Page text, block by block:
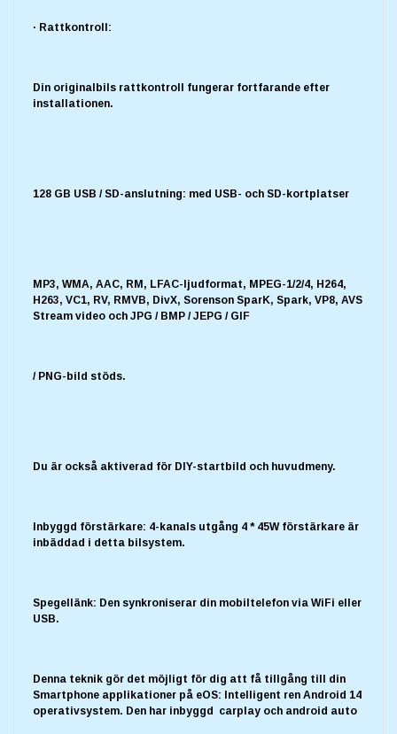
· Rattkontroll:
Din originalbils rattkontroll fungerar fortfarande efter
installationen.
128 GB USB / SD-anslutning: med USB- och SD-kortplatser
MP3, WMA, AAC, RM, LFAC-ljudformat, MPEG-1/2/4, H264,
H263, VC1, RV, RMVB, DivX, Sorenson SparK, Spark, VP8, AVS
Stream video och JPG / BMP / JEPG / GIF
/ PNG-bild stöds.
Du är också aktiverad för DIY-startbild och huvudmeny.
Inbyggd förstärkare: 4-kanals utgång 4 * 45W förstärkare är
inbäddad i detta bilsystem.
Spegellänk: Den synkroniserar din mobiltelefon via WiFi eller
USB.
Denna teknik gör det möjligt för dig att få tillgång till din
Smartphone applikationer på eOS: Intelligent ren Android 14
operativsystem. Den har inbyggd carplay och android auto